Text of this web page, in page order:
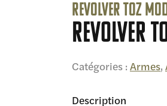
Revolver TOZ
Revolver
Catégories : Armes,
Description